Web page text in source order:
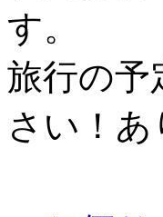
す。
旅行の予
さい！